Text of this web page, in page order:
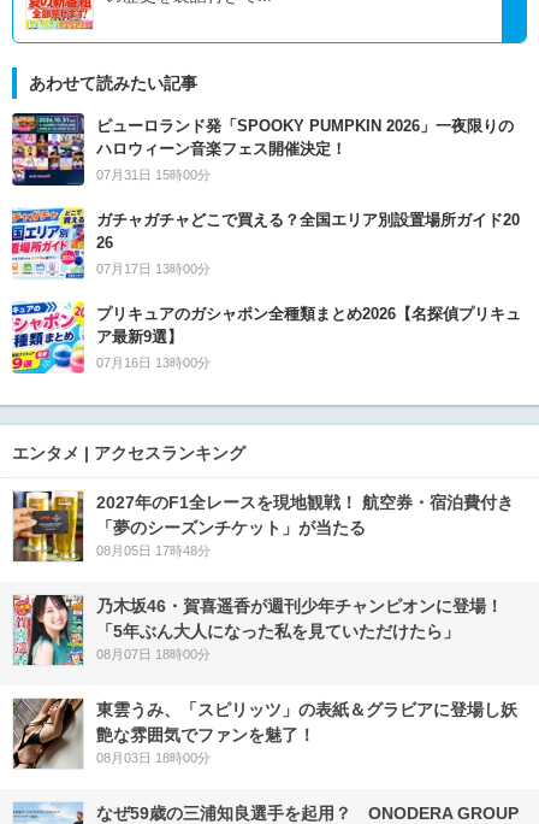
あわせて読みたい記事
ピューロランド発「SPOOKY PUMPKIN 2026」一夜限りの
ハロウィーン音楽フェス開催決定！
07月31日 15時00分
ガチャガチャどこで買える？全国エリア別設置場所ガイド20
26
07月17日 13時00分
プリキュアのガシャポン全種類まとめ2026【名探偵プリキュ
ア最新9選】
07月16日 13時00分
エンタメ | アクセスランキング
2027年のF1全レースを現地観戦！ 航空券・宿泊費付き
「夢のシーズンチケット」が当たる
08月05日 17時48分
乃木坂46・賀喜遥香が週刊少年チャンピオンに登場！
「5年ぶん大人になった私を見ていただけたら」
08月07日 18時00分
東雲うみ、「スピリッツ」の表紙＆グラビアに登場し妖
艶な雰囲気でファンを魅了！
08月03日 18時00分
なぜ59歳の三浦知良選手を起用？ ONODERA GROUP